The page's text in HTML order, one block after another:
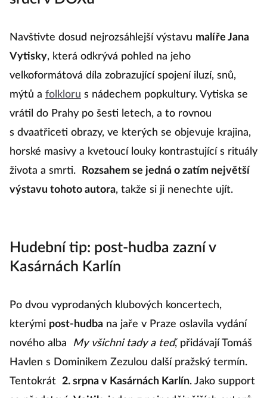
Navštivte dosud nejrozsáhlejší výstavu malíře Jana
Vytisky, která odkrývá pohled na jeho
velkoformátová díla zobrazující spojení iluzí, snů,
mýtů a folkloru s nádechem popkultury. Vytiska se
vrátil do Prahy po šesti letech, a to rovnou
s dvaatřiceti obrazy, ve kterých se objevuje krajina,
horské masivy a kvetoucí louky kontrastující s rituály
života a smrti.
Rozsahem se jedná o zatím největší
výstavu tohoto autora, takže si ji nenechte ujít.
Hudební tip: post-hudba zazní v
Kasárnách Karlín
Po dvou vyprodaných klubových koncertech,
kterými post-hudba na jaře v Praze oslavila vydání
nového alba
My všichni tady a teď, přidávají Tomáš
Havlen s Dominikem Zezulou další pražský termín.
Tentokrát 2. srpna v Kasárnách Karlín. Jako support